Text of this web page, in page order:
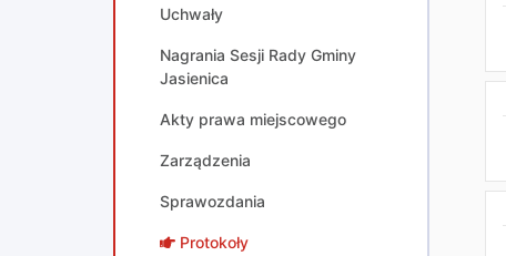
Uchwały
Nagrania Sesji Rady Gminy
Jasienica
Akty prawa miejscowego
Zarządzenia
Sprawozdania
Protokoły